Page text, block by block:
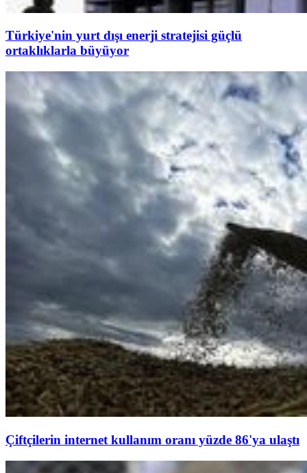
Türkiye'nin yurt dışı enerji stratejisi güçlü
ortaklıklarla büyüyor
Çiftçilerin internet kullanım oranı yüzde 86'ya ulaştı